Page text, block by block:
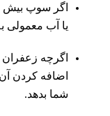
اگر سوپ بیش
یا آب معمولی
اگرچه
اضافه کردن
شما بدهد.